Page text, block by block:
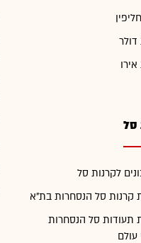
דולר
אירו
סל
לקרנות סל
קרנות סל הנסחרות בת"א
תעודות סל הנסחרות
עולם